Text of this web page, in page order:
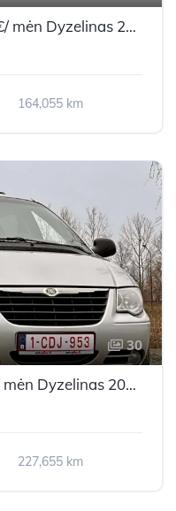
Chrysler Voyager nuo 153 €/ mėn Dyzelinas 2009m. Vienatūris Automatinė
164,055 km
30
Chrysler Voyager nuo 99 €/ mėn Dyzelinas 2008m. Vienatūris Automatinė
227,655 km